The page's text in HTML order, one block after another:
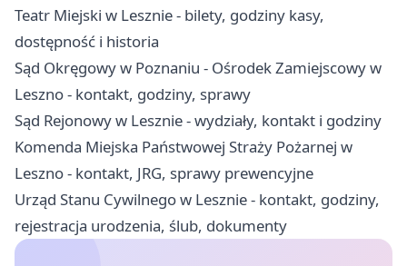
Teatr Miejski w Lesznie - bilety, godziny kasy,
dostępność i historia
Sąd Okręgowy w Poznaniu - Ośrodek Zamiejscowy w
Leszno - kontakt, godziny, sprawy
Sąd Rejonowy w Lesznie - wydziały, kontakt i godziny
Komenda Miejska Państwowej Straży Pożarnej w
Leszno - kontakt, JRG, sprawy prewencyjne
Urząd Stanu Cywilnego w Lesznie - kontakt, godziny,
rejestracja urodzenia, ślub, dokumenty